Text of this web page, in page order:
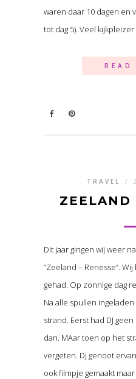
waren daar 10 dagen en
tot dag 5). Veel kijkpleizer
READ
TRAVEL /
ZEELAND
Dit jaar gingen wij weer
“Zeeland – Renesse”.
gehad. Op zonnige dag
Na alle spullen
strand. Eerst had DJ
dan. MAar toen op het
vergeten. Dj genoot
ook filmpje gemaakt